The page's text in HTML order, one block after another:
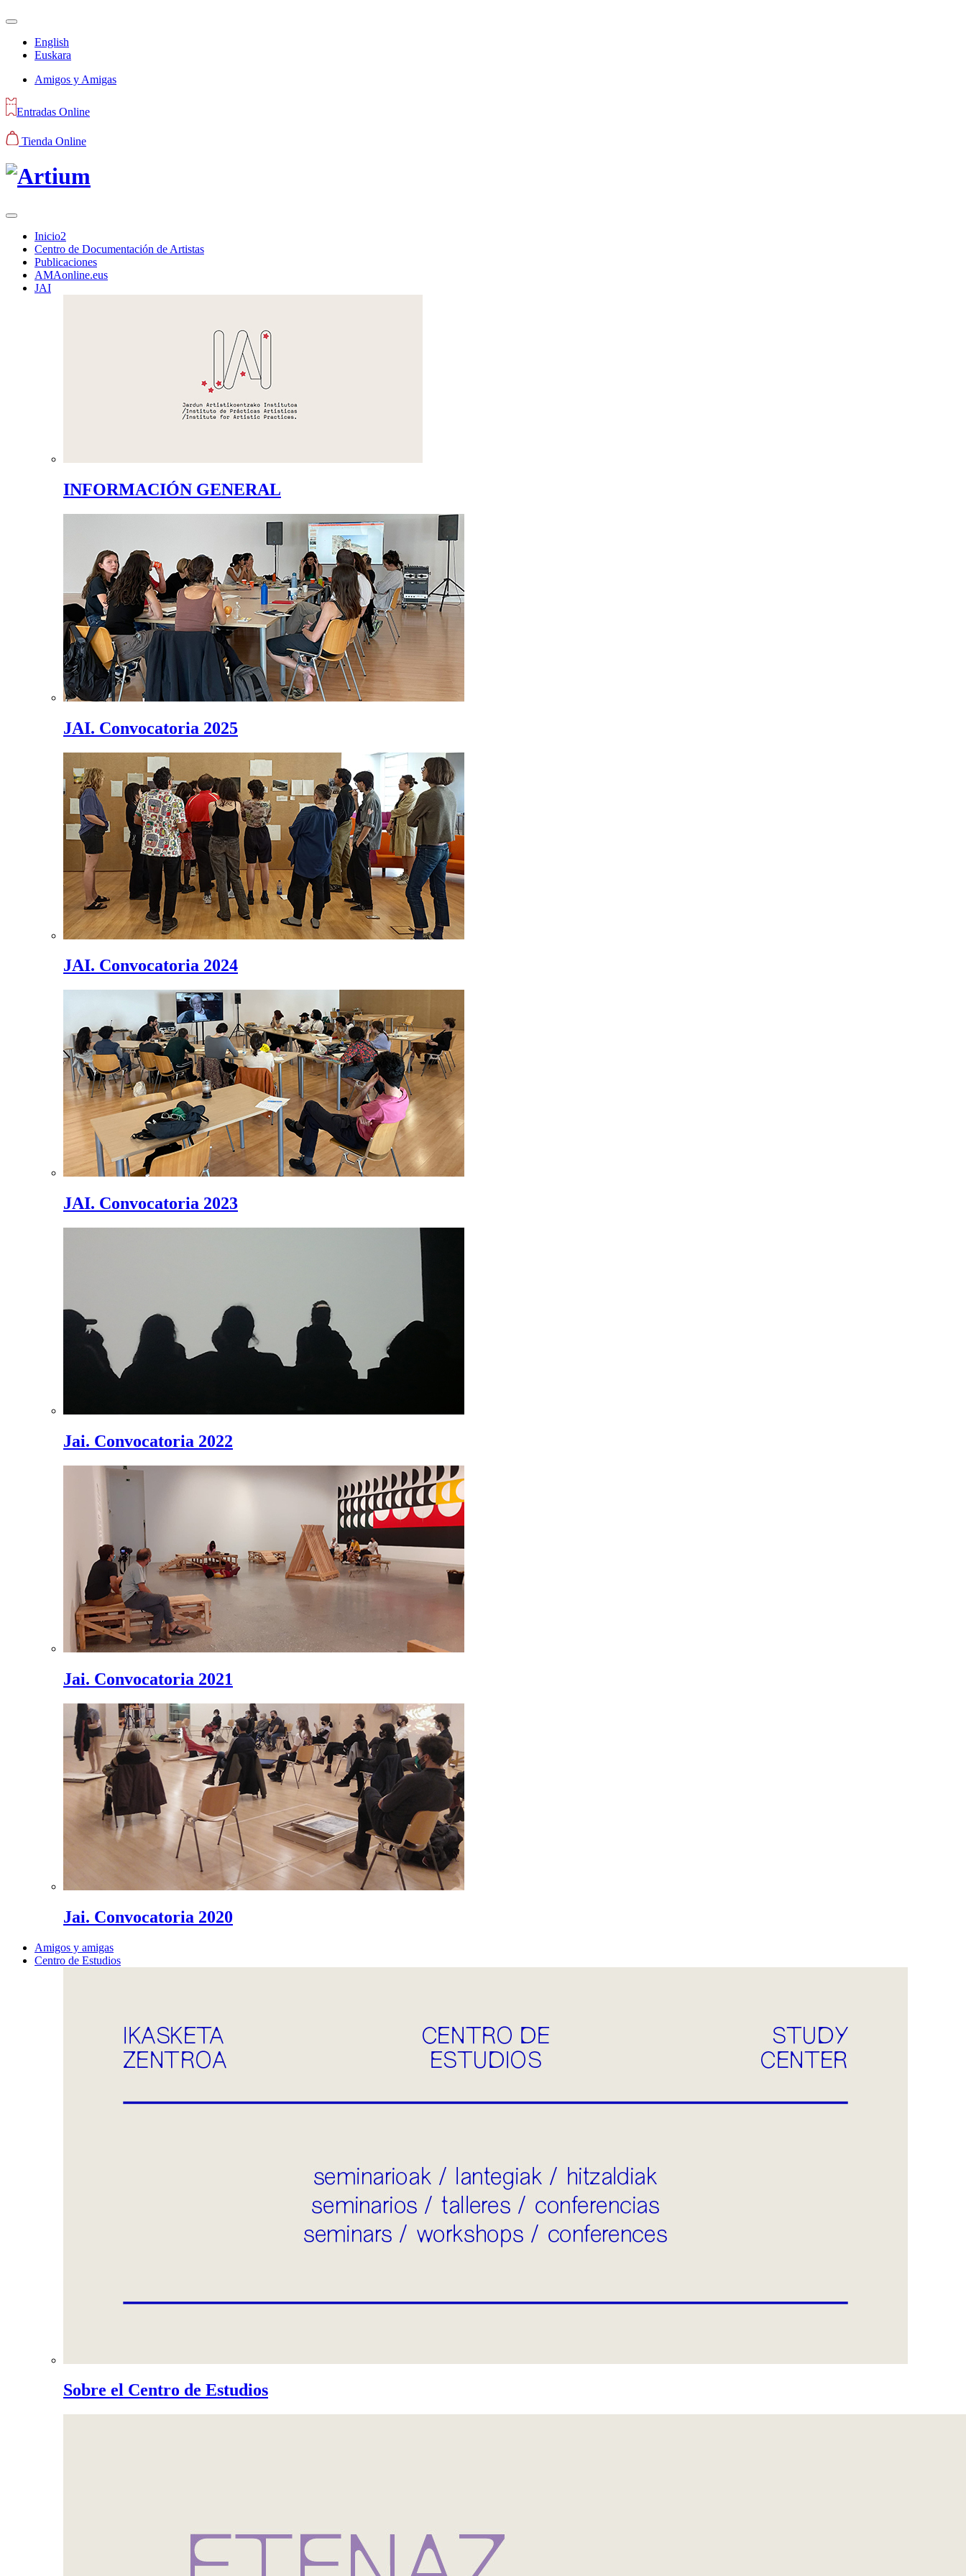
English
Euskara
Amigos y Amigas
Entradas Online
Tienda Online
Inicio2
Centro de Documentación de Artistas
Publicaciones
AMAonline.eus
JAI
INFORMACIÓN GENERAL
JAI. Convocatoria 2025
JAI. Convocatoria 2024
JAI. Convocatoria 2023
Jai. Convocatoria 2022
Jai. Convocatoria 2021
Jai. Convocatoria 2020
Amigos y amigas
Centro de Estudios
Sobre el Centro de Estudios